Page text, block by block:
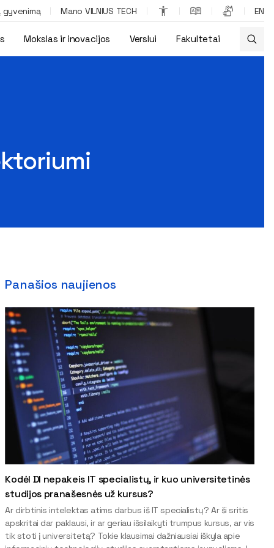
gyvenimą Mano VILNIUS TECH EN
Mokslas ir inovacijos Verslui Fakultetai
Panašios naujienos
Kodėl DI nepakeis IT specialistų, ir kuo universitetinės
studijos pranašesnės už kursus?
Ar dirbtinis intelektas atims darbus iš IT specialistų? Ar ši sritis
apskritai dar paklausi, ir ar geriau išsilaikyti trumpus kursus, ar vis
tik stoti į universitetą? Tokie klausimai dažniausiai iškyla apie